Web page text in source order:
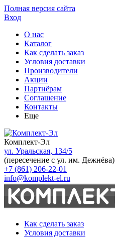
Полная версия сайта
Вход
О нас
Каталог
Как сделать заказ
Условия доставки
Производители
Акции
Партнёрам
Соглашение
Контакты
Еще
Комплект-Эл
ул. Уральская, 134/5
(пересечение с ул. им. Дежнёва)
+7 (861) 206-22-01
info@komplekt-el.ru
Как сделать заказ
Условия доставки